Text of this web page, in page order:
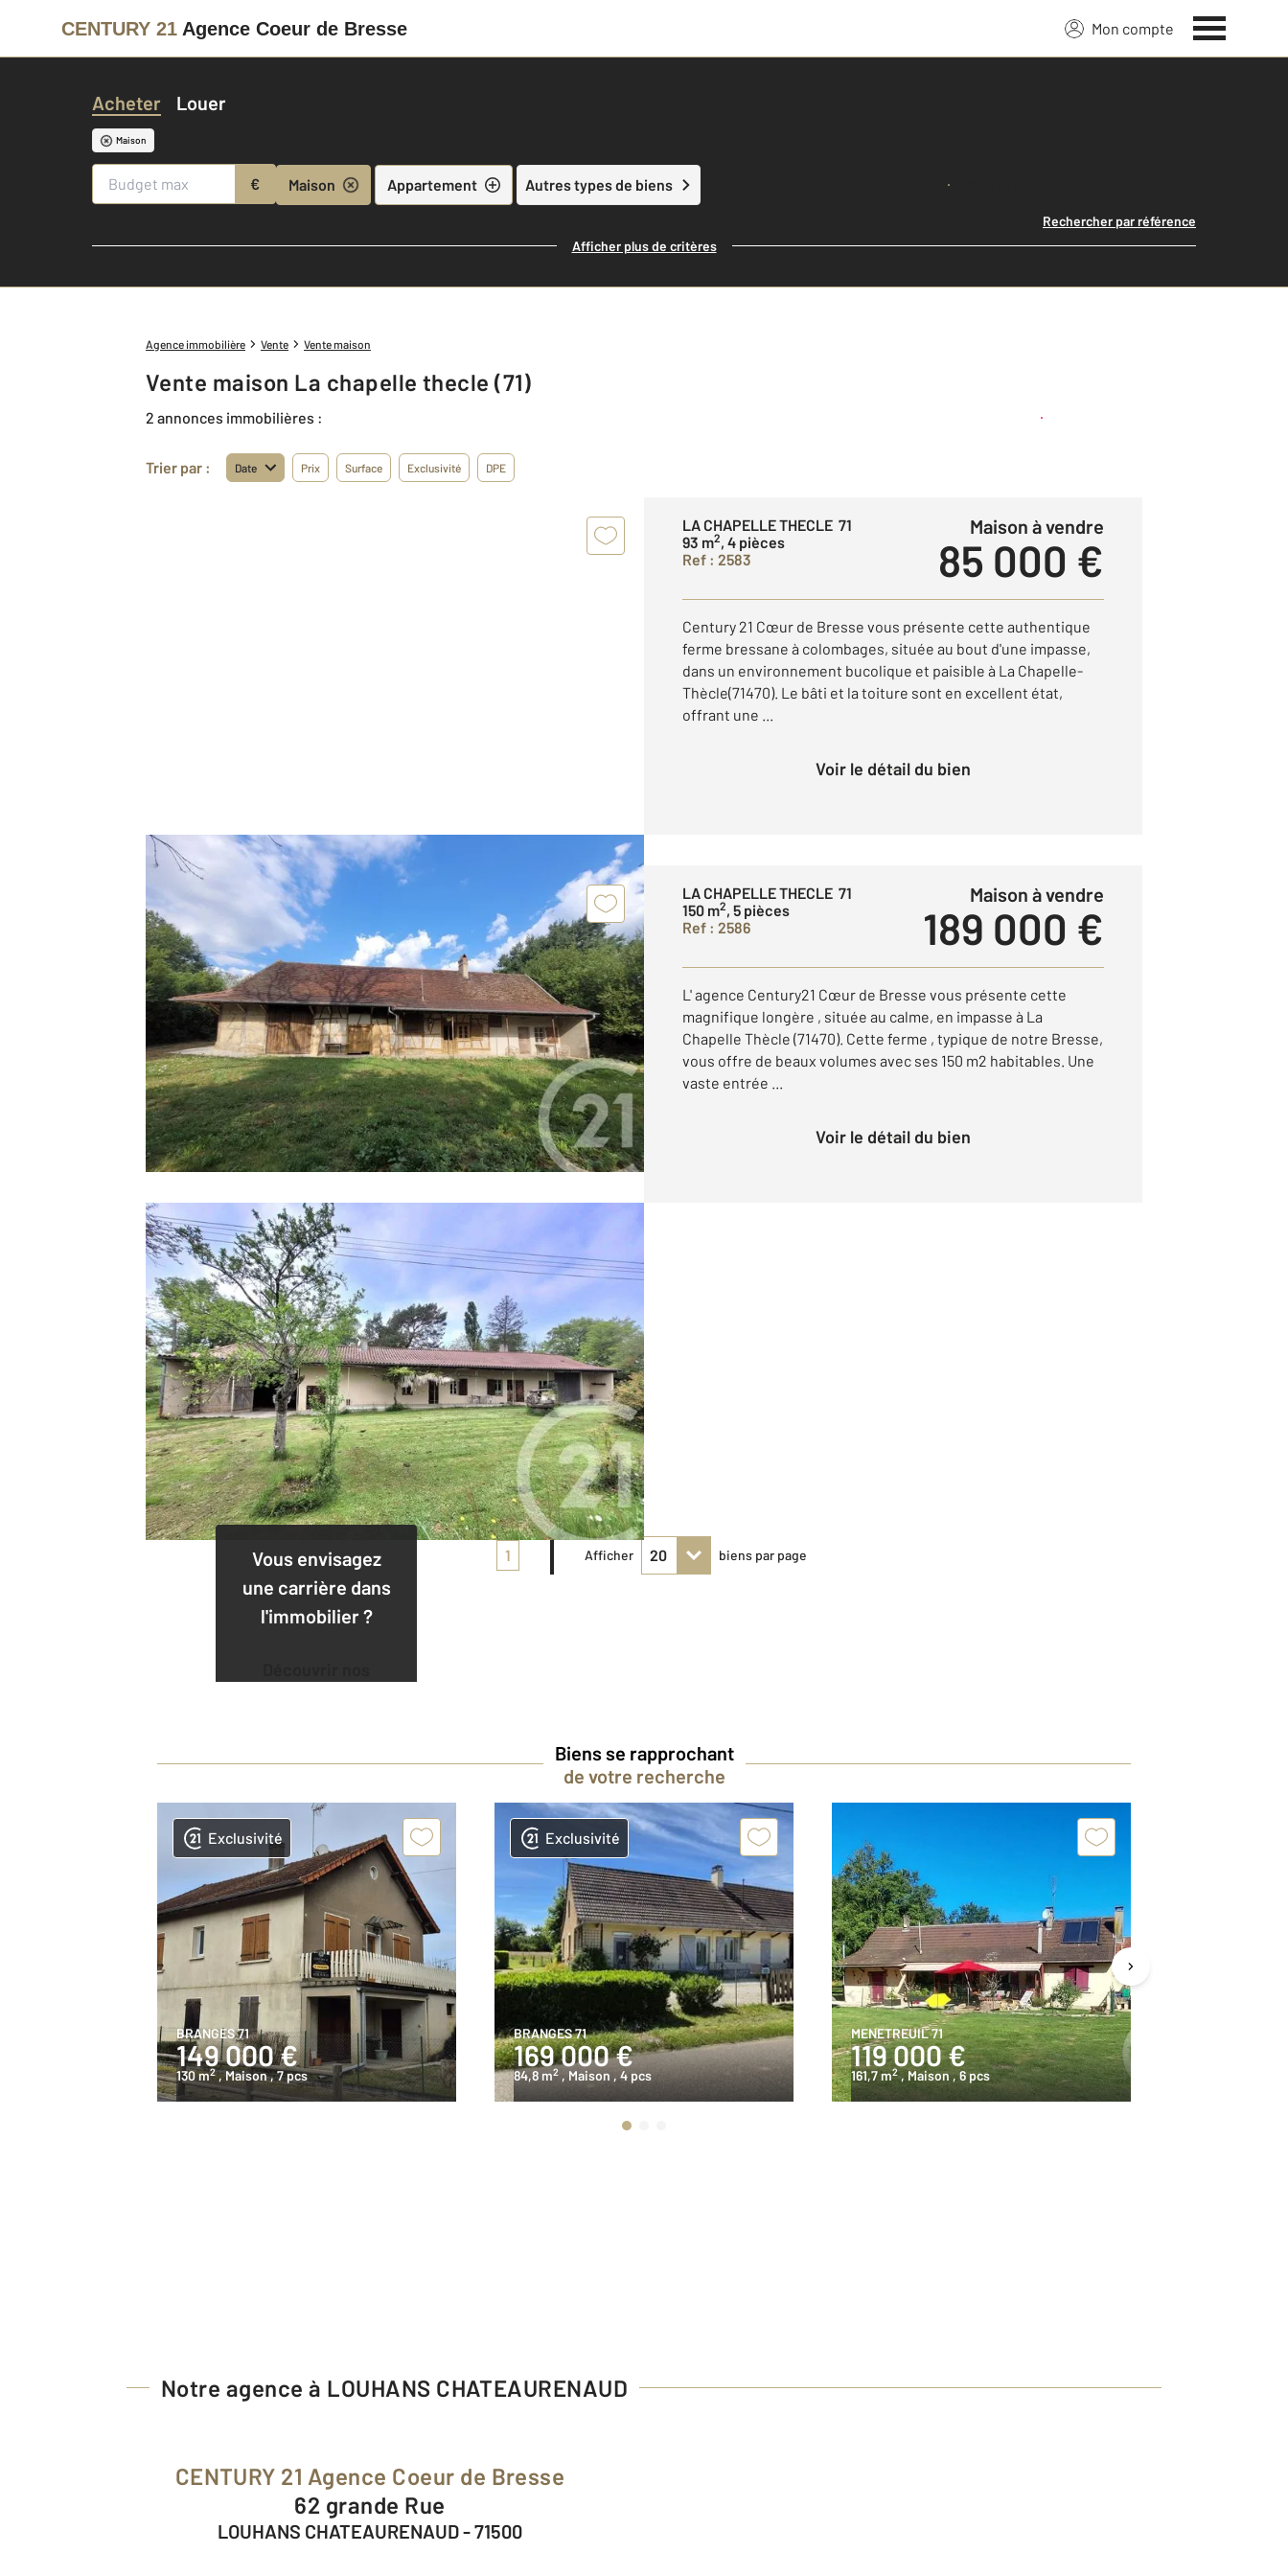
CENTURY 21 Agence Coeur de Bresse Mon compte
Acheter Louer
Maison
€ Maison Appartement Autres types de biens Lancer ma recherche
Rechercher par référence
Afficher plus de critères
Agence immobilière Vente Vente maison
Vente maison La chapelle thecle (71)
2 annonces immobilières : Créer une alerte
Trier par : Date Prix Surface Exclusivité DPE
LA CHAPELLE THECLE 71
93 m2, 4 pièces
Ref : 2583
Maison à vendre
85 000 €
Century 21 Cœur de Bresse vous présente cette authentique
ferme bressane à colombages, située au bout d'une impasse,
dans un environnement bucolique et paisible à La Chapelle-
Thècle(71470). Le bâti et la toiture sont en excellent état,
offrant une ...
Voir le détail du bien
LA CHAPELLE THECLE 71
150 m2, 5 pièces
Ref : 2586
Maison à vendre
189 000 €
L' agence Century21 Cœur de Bresse vous présente cette
magnifique longère , située au calme, en impasse à La
Chapelle Thècle (71470). Cette ferme , typique de notre Bresse,
vous offre de beaux volumes avec ses 150 m2 habitables. Une
vaste entrée ...
Voir le détail du bien
Vous envisagez
une carrière dans
l'immobilier ?
1 Afficher biens par page
Biens se rapprochant
de votre recherche
Exclusivité
BRANGES 71
149 000 €
130 m2 , Maison, 7 pcs
Exclusivité
BRANGES 71
169 000 €
84,8 m2 , Maison , 4 pcs
MENETREUIL 71
119 000 €
161,7 m2 , Maison, 6 pcs
Notre agence à LOUHANS CHATEAURENAUD
CENTURY 21 Agence Coeur de Bresse
62 grande Rue
LOUHANS CHATEAURENAUD - 71500